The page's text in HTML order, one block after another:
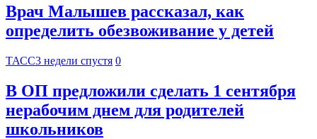
Врач Малышев рассказал, как
определить обезвоживание у детей
ТАСС3 недели спустя 0
В ОП предложили сделать 1 сентября
нерабочим днем для родителей
школьников